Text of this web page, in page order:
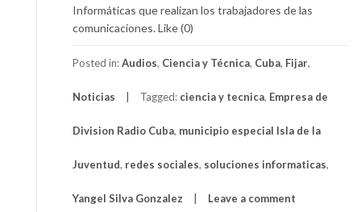
Informáticas que realizan los trabajadores de las
comunicaciones. Like (0)
Posted in:Audios, Ciencia y Técnica, Cuba, Fijar,
Noticias Tagged: ciencia y tecnica, Empresa de
Division Radio Cuba, municipio especial Isla de la
Juventud, redes sociales, soluciones informaticas,
Yangel Silva Gonzalez Leave a comment